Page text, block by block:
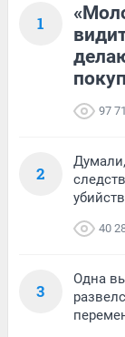
1
97
2
40
3
Одна